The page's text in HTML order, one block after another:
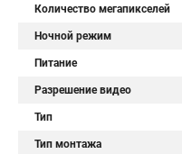
Количество мегапикселей
Ночной режим
Питание
Разрешение видео
Тип
Тип монтажа